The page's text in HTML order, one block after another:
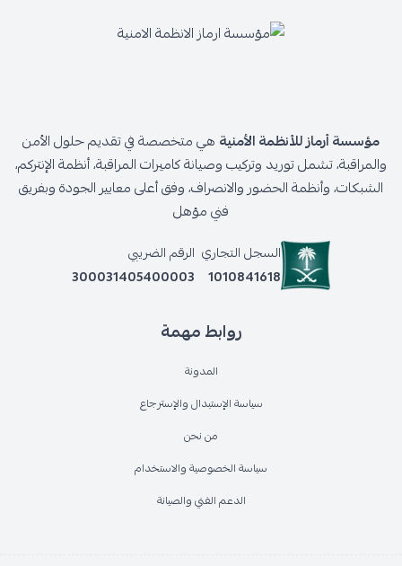
روابط مهمة
المدونة
سياسة الإستبدال والإسترجاع
من نحن
سياسة الخصوصية والاستخدام
الدعم الفني والصيانة
مؤسسة أرماز للأنظمة الأمنية هي متخصصة في تقديم حلول الأمن
والمراقبة، تشمل توريد وتركيب وصيانة كاميرات المراقبة، أنظمة الإنتركم،
الشبكات، وأنظمة الحضور والانصراف، وفق أعلى معايير الجودة وبفريق
فني مؤهل
السجل التجاري
1010841618
الرقم الضريبي
300031405400003